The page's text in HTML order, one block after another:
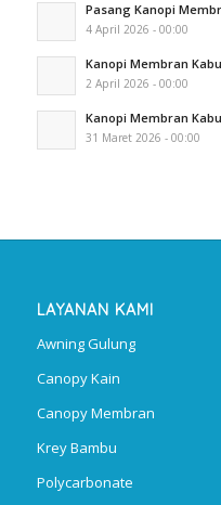
Pasang Kanopi
4 April 2026 - 00:00
Kanopi Membran
2 April 2026 - 00:00
Kanopi Membran
31 Maret 2026 - 00:00
LAYANAN KAMI
Awning Gulung
Canopy Kain
Canopy Membran
Krey Bambu
Polycarbonate